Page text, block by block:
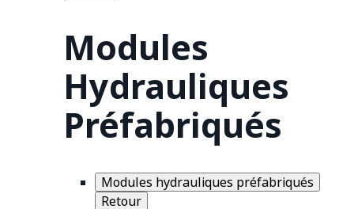
Modules
Hydrauliques
Préfabriqués
Modules hydrauliques préfabriqués
Retour